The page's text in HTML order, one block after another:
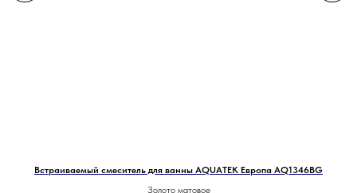
Встраиваемый смеситель для ванны AQUATEK Европа AQ1346BG
Золото матовое